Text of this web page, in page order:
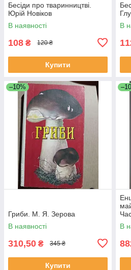
Бесіди про тваринництві.
Юрій Новіков
В наявності
108 ₴ 120 ₴
Купити
В
–10%
Гриби. М. Я. Зерова
В наявності
310,50 ₴ 345 ₴
Купити
В